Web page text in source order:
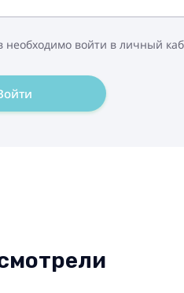
необходимо войти в личный